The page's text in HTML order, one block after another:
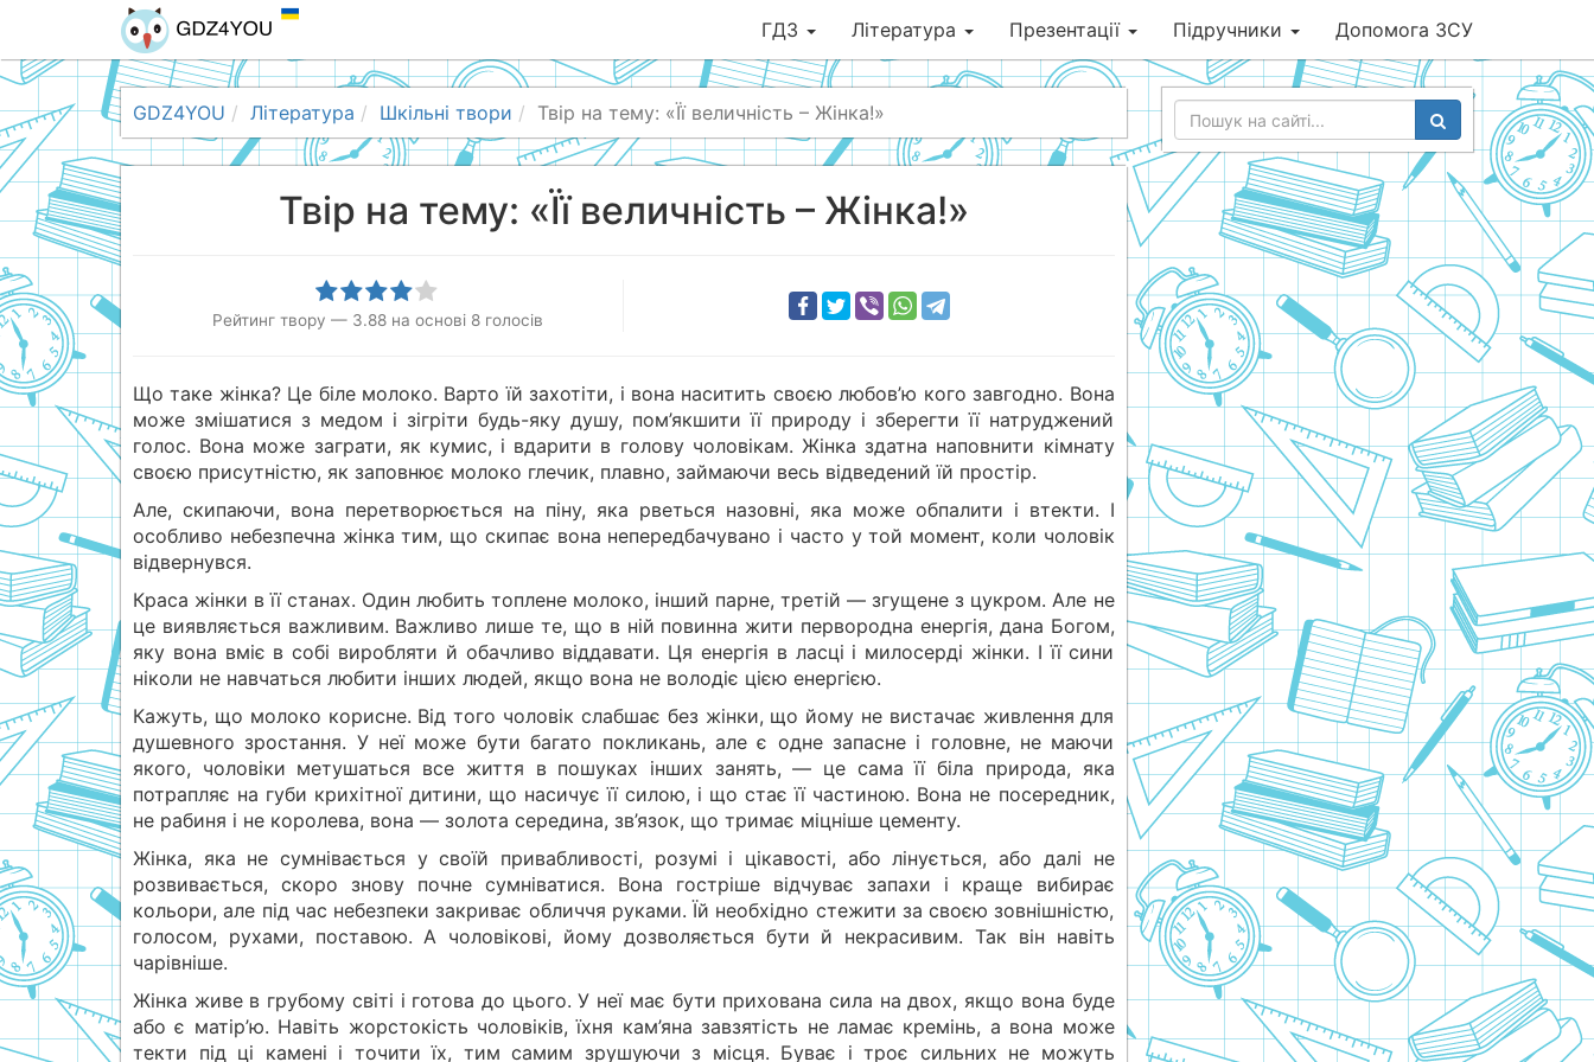
ГДЗ Література Презентації Підручники Допомога ЗСУ
GDZ4YOU Література Шкільні твори Твір на тему: «Її величність – Жінка!»
Твір на тему: «Її величність – Жінка!»
Рейтинг твору — 3.88на основі 8голосів
Що таке жінка? Це біле молоко. Варто їй захотіти, і вона наситить своєю любов’ю кого завгодно. Вона
може змішатися з медом і зігріти будь-яку душу, пом’якшити її природу і зберегти її натруджений
голос. Вона може заграти, як кумис, і вдарити в голову чоловікам. Жінка здатна наповнити кімнату
своєю присутністю, як заповнює молоко глечик, плавно, займаючи весь відведений їй простір.
Але, скипаючи, вона перетворюється на піну, яка рветься назовні, яка може обпалити і втекти. І
особливо небезпечна жінка тим, що скипає вона непередбачувано і часто у той момент, коли чоловік
відвернувся.
Краса жінки в її станах. Один любить топлене молоко, інший парне, третій — згущене з цукром. Але не
це виявляється важливим. Важливо лише те, що в ній повинна жити первородна енергія, дана Богом,
яку вона вміє в собі виробляти й обачливо віддавати. Ця енергія в ласці і милосерді жінки. І її сини
ніколи не навчаться любити інших людей, якщо вона не володіє цією енергією.
Кажуть, що молоко корисне. Від того чоловік слабшає без жінки, що йому не вистачає живлення для
душевного зростання. У неї може бути багато покликань, але є одне запасне і головне, не маючи
якого, чоловіки метушаться все життя в пошуках інших занять, — це сама її біла природа, яка
потрапляє на губи крихітної дитини, що насичує її силою, і що стає її частиною. Вона не посередник,
не рабиня і не королева, вона — золота середина, зв’язок, що тримає міцніше цементу.
Жінка, яка не сумнівається у своїй привабливості, розумі і цікавості, або лінується, або далі не
розвивається, скоро знову почне сумніватися. Вона гостріше відчуває запахи і краще вибирає
кольори, але під час небезпеки закриває обличчя руками. Їй необхідно стежити за своєю зовнішністю,
голосом, рухами, поставою. А чоловікові, йому дозволяється бути й некрасивим. Так він навіть
чарівніше.
Жінка живе в грубому світі і готова до цього. У неї має бути прихована сила на двох, якщо вона буде
або є матір’ю. Навіть жорстокість чоловіків, їхня кам’яна завзятість не ламає кремінь, а вона може
текти під ці камені і точити їх, тим самим зрушуючи з місця. Буває і троє сильних не можуть